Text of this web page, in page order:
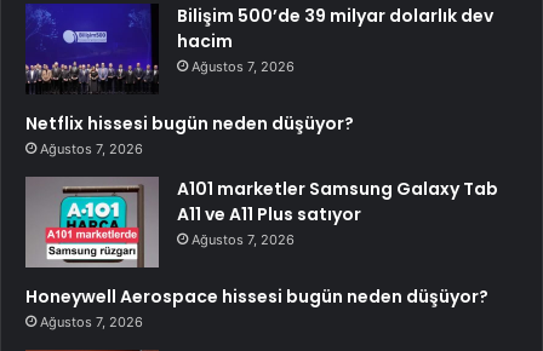
Bilişim 500’de 39 milyar dolarlık dev
hacim
Ağustos 7, 2026
Netflix hissesi bugün neden düşüyor?
Ağustos 7, 2026
A101 marketler Samsung Galaxy Tab
A11 ve A11 Plus satıyor
Ağustos 7, 2026
Honeywell Aerospace hissesi bugün neden düşüyor?
Ağustos 7, 2026